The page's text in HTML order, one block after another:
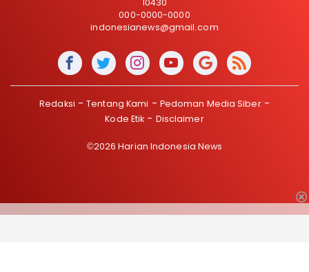
10430
000-0000-0000
indonesianews@gmail.com
Redaksi Tentang Kami
Pedoman Media Siber
Kode Etik
Disclaimer
©2026 Harian Indonesia News